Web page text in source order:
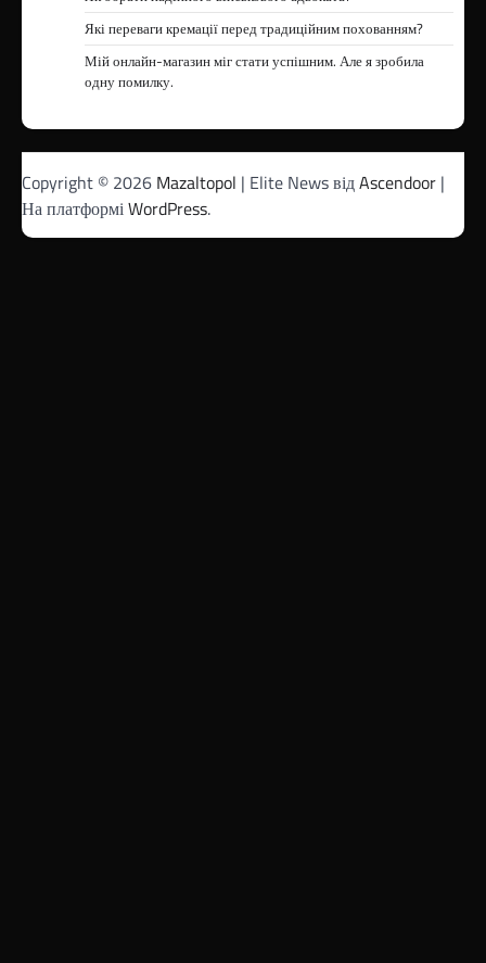
Які переваги кремації перед традиційним похованням?
Мій онлайн-магазин міг стати успішним. Але я зробила
одну помилку.
Copyright © 2026 Mazaltopol | Elite News відAscendoor |
На платформіWordPress.